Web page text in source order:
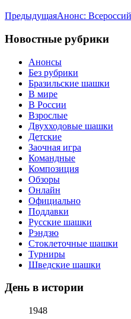
ПредыдущаяАнонс:
Новостные рубрики
Анонсы
Без рубрики
Бразильские шашки
В мире
В России
Взрослые
Двухходовые шашки
Детские
Заочная игра
Командные
Композиция
Обзоры
Онлайн
Официально
Поддавки
Русские шашки
Рэндзю
Стоклеточные шашки
Турниры
Шведские шашки
День в истории
1948